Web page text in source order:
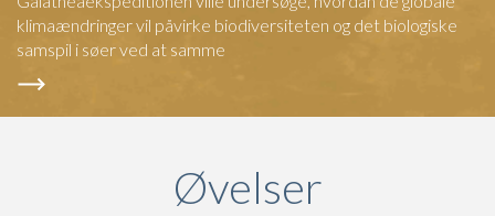
klimaændringer vil påvirke biodiversiteten og det biologiske
samspil i søer ved at samme
Øvelser